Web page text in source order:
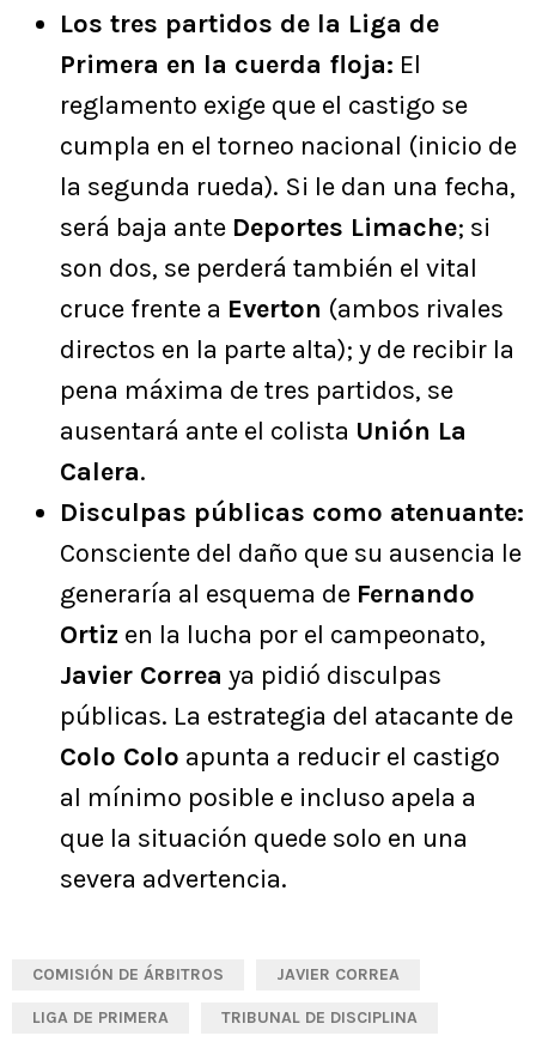
Los tres partidos de la Liga de
Primera en la cuerda floja: El
reglamento exige que el castigo se
cumpla en el torneo nacional (inicio de
la segunda rueda). Si le dan una fecha,
será baja ante Deportes Limache; si
son dos, se perderá también el vital
cruce frente a Everton (ambos rivales
directos en la parte alta); y de recibir la
pena máxima de tres partidos, se
ausentará ante el colista Unión La
Calera.
Disculpas públicas como atenuante:
Consciente del daño que su ausencia le
generaría al esquema de Fernando
Ortiz en la lucha por el campeonato,
Javier Correa ya pidió disculpas
públicas. La estrategia del atacante de
Colo Colo apunta a reducir el castigo
al mínimo posible e incluso apela a
que la situación quede solo en una
severa advertencia.
COMISIÓN DE ÁRBITROS JAVIER CORREA
LIGA DE PRIMERA TRIBUNAL DE DISCIPLINA